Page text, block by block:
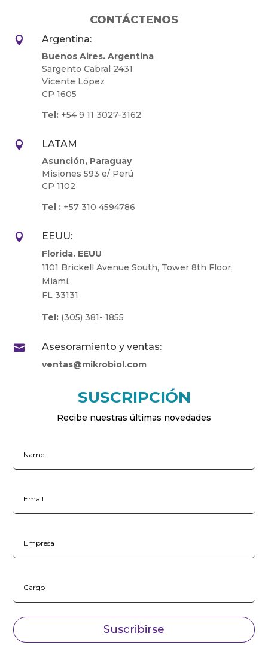
CONTÁCTENOS
 Argentina:
Buenos Aires. Argentina
Sargento Cabral 2431
Vicente López
CP 1605
Tel:+54 9 11 3027-3162
 LATAM
Asunción, Paraguay
Misiones 593 e/ Perú
CP 1102
Tel : +57 310 4594786
 EEUU:
Florida. EEUU
1101 Brickell Avenue South, Tower 8th Floor,
Miami,
FL 33131
Tel: (305) 381- 1855
 Asesoramiento y ventas:
ventas@mikrobiol.com
SUSCRIPCIÓN
Recibe nuestras últimas novedades
Suscribirse